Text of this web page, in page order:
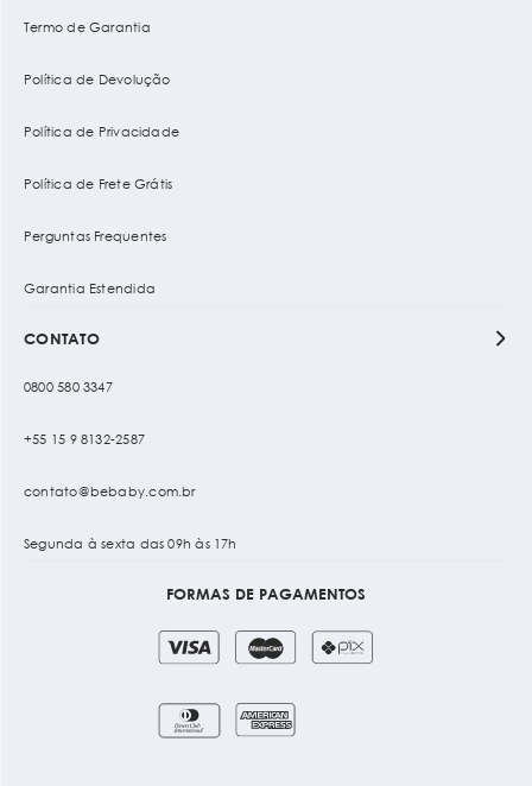
Termo de Garantia
Política de Devolução
Política de Privacidade
Política de Frete Grátis
Perguntas Frequentes
Garantia Estendida
CONTATO
0800 580 3347
+55 15 9 8132-2587
contato@bebaby.com.br
Segunda à sexta das 09h às 17h
FORMAS DE PAGAMENTOS